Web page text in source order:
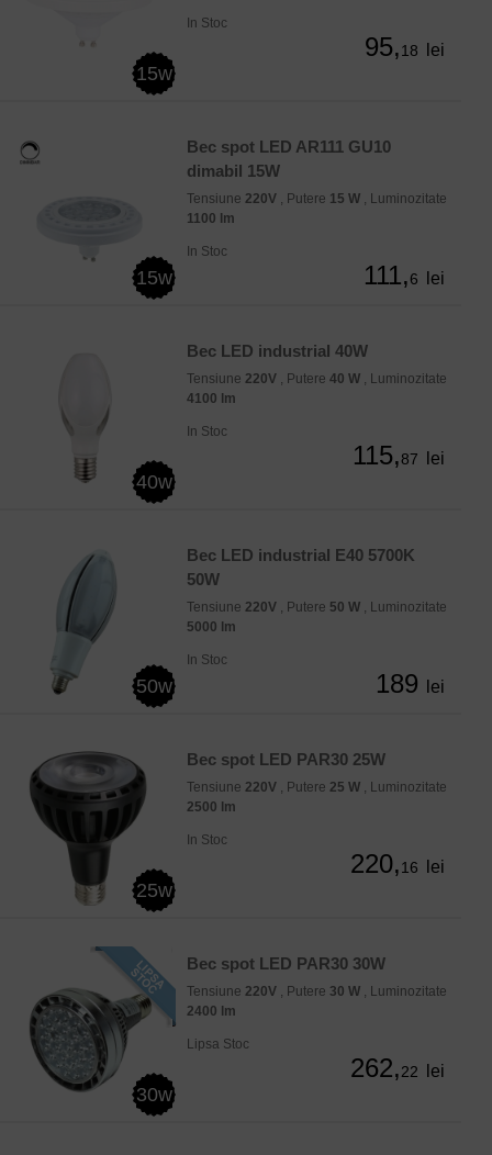
15w
In Stoc
95,18 lei
15w
Bec spot LED AR111 GU10
dimabil 15W
Tensiune 220V , Putere 15 W , Luminozitate
1100 lm
In Stoc
111,6 lei
40w
Bec LED industrial 40W
Tensiune 220V , Putere 40 W , Luminozitate
4100 lm
In Stoc
115,87 lei
50w
Bec LED industrial E40 5700K
50W
Tensiune 220V , Putere 50 W , Luminozitate
5000 lm
In Stoc
189 lei
25w
Bec spot LED PAR30 25W
Tensiune 220V , Putere 25 W , Luminozitate
2500 lm
In Stoc
220,16 lei
30w
Bec spot LED PAR30 30W
Tensiune 220V , Putere 30 W , Luminozitate
2400 lm
Lipsa Stoc
262,22 lei